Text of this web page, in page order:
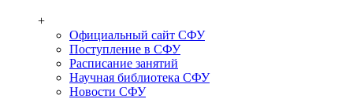
+
Официальный сайт СФУ
Поступление в СФУ
Расписание занятий
Научная библиотека СФУ
Новости СФУ